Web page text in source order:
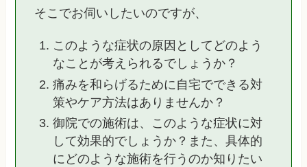
そこでお伺いしたいのですが、
このような症状の原因としてどのよう
なことが考えられるでしょうか？
痛みを和らげるために自宅でできる対
策やケア方法はありませんか？
御院での施術は、このような症状に対
して効果的でしょうか？また、具体的
にどのような施術を行うのか知りたい